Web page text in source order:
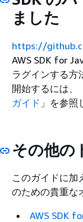
ました
https://
AWS SDK for
ラグインする方
開始するには、
ガイド 」を参照
その他の
このガイドに加
のための貴重な
AWS SDK